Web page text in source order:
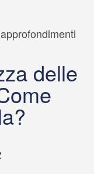
delle